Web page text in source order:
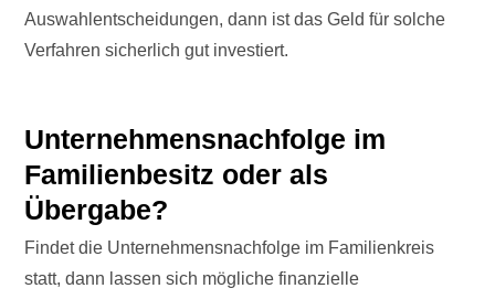
Auswahlentscheidungen, dann ist das Geld für solche
Verfahren sicherlich gut investiert.
Unternehmensnachfolge im
Familienbesitz oder als
Übergabe?
Findet die Unternehmensnachfolge im Familienkreis
statt, dann lassen sich mögliche finanzielle